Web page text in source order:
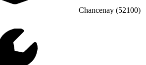
Chancenay (52100)